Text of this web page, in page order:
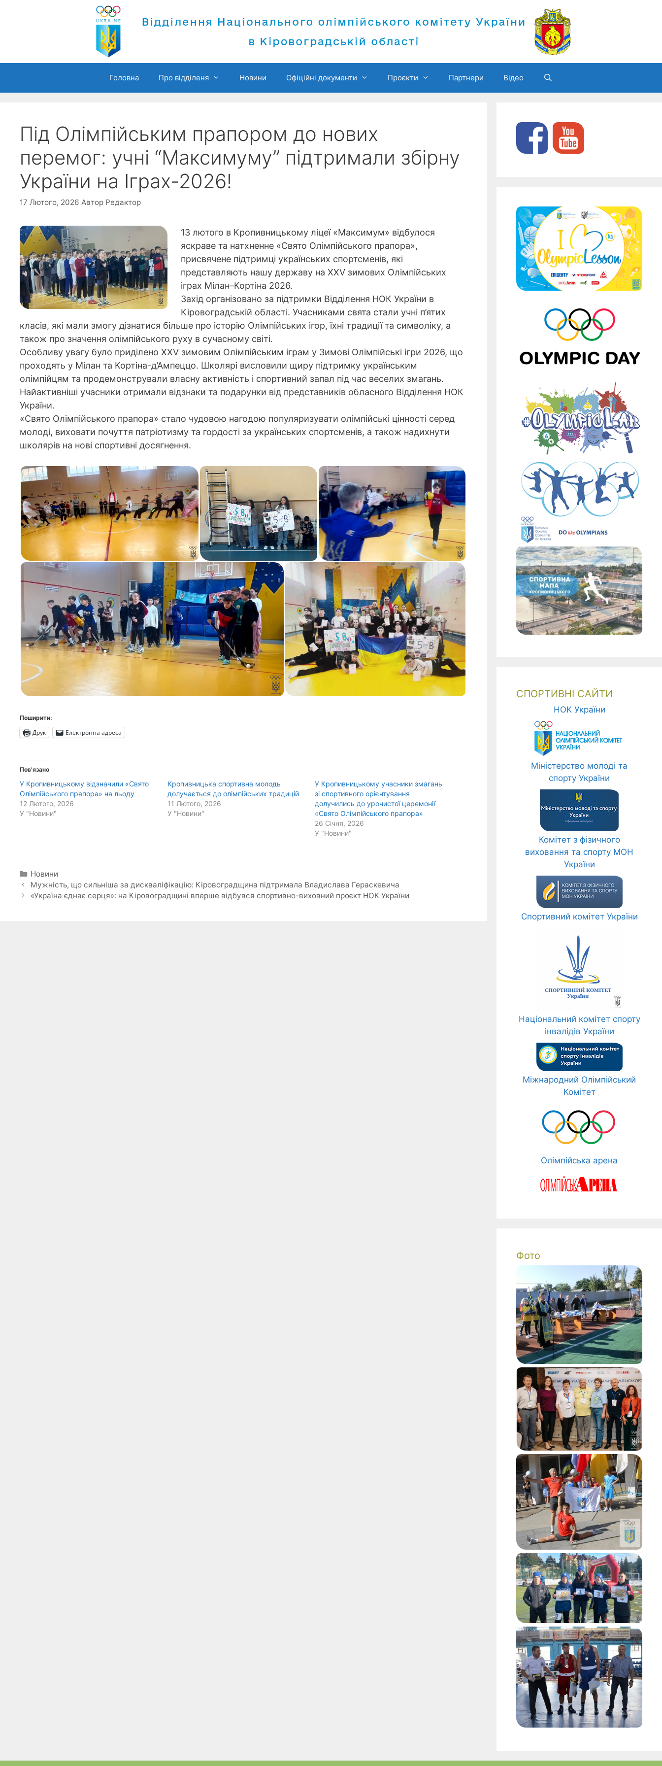
Головна Про відділеня Новини Офіційні документи Проєкти Партнери Відео
Під Олімпійським прапором до нових
перемог: учні “Максимуму” підтримали збірну
України на Іграх-2026!
17 Лютого, 2026 Автор Редактор
13 лютого в Кропивницькому ліцеї «Максимум» відбулося
яскраве та натхненне «Свято Олімпійського прапора»,
присвячене підтримці українських спортсменів, які
представляють нашу державу на XXV зимових Олімпійських
іграх Мілан–Кортіна 2026.
Захід організовано за підтримки Відділення НОК України в
Кіровоградській області. Учасниками свята стали учні п’ятих
класів, які мали змогу дізнатися більше про історію Олімпійських ігор, їхні традиції та символіку, а
також про значення олімпійського руху в сучасному світі.
Особливу увагу було приділено XXV зимовим Олімпійським іграм у Зимові Олімпійські ігри 2026, що
проходять у Мілан та Кортіна-д’Ампеццо. Школярі висловили щиру підтримку українським
олімпійцям та продемонстрували власну активність і спортивний запал під час веселих змагань.
Найактивніші учасники отримали відзнаки та подарунки від представників обласного Відділення НОК
України.
«Свято Олімпійського прапора» стало чудовою нагодою популяризувати олімпійські цінності серед
молоді, виховати почуття патріотизму та гордості за українських спортсменів, а також надихнути
школярів на нові спортивні досягнення.
Поширити:
Друк Електронна адреса
Пов’язано
У Кропивницькому відзначили «Свято
Олімпійського прапора» на льоду
12 Лютого, 2026
У "Новини"
Кропивницька спортивна молодь
долучається до олімпійських традицій
11 Лютого, 2026
У "Новини"
У Кропивницькому учасники змагань
зі спортивного орієнтування
долучились до урочистої церемонії
«Свято Олімпійського прапора»
26 Січня, 2026
У "Новини"
Категорії
Новини
Мужність, що сильніша за дискваліфікацію: Кіровоградщина підтримала Владислава Гераскевича
«Україна єднає серця»: на Кіровоградщині вперше відбувся спортивно-виховний проєкт НОК України
СПОРТИВНІ САЙТИ
НОК України
Міністерство молоді та
спорту України
Комітет з фізичного
виховання та спорту МОН
України
Спортивний комітет України
Національний комітет спорту
інвалідів України
Міжнародний Олімпійський
Комітет
Олімпійська арена
Фото